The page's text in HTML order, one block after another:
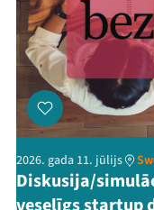
2026. gada 11. jūlijs
Diskusija/